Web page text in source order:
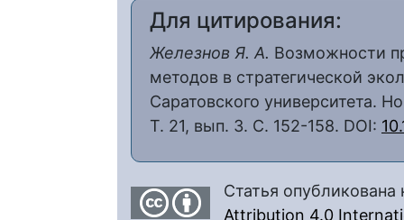
Для цитирования:
Железнов Я. А. Возможности
методов в стратегической
Саратовского университета.
Т. 21, вып. 3. С. 152-158. DOI:
Статья
Attribution 4.0